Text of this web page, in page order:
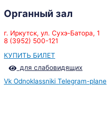
Органный зал
г. Иркутск, ул. Сухэ-Батора, 1
8 (3952) 500-121
КУПИТЬ БИЛЕТ
для слабовидящих
Vk Odnoklassniki Telegram-plane